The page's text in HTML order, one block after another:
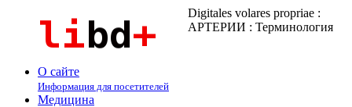
Digitales volares propriae :
АРТЕРИИ : Терминология
О сайте
Информация для посетителей
Медицина